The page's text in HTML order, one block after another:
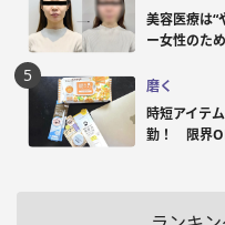
美容医療は
ー女性のた
磨く
時短アイテ
勤！ 限界